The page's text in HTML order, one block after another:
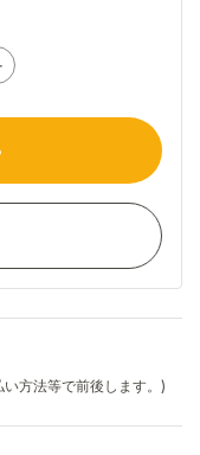
方法等で前後します。)